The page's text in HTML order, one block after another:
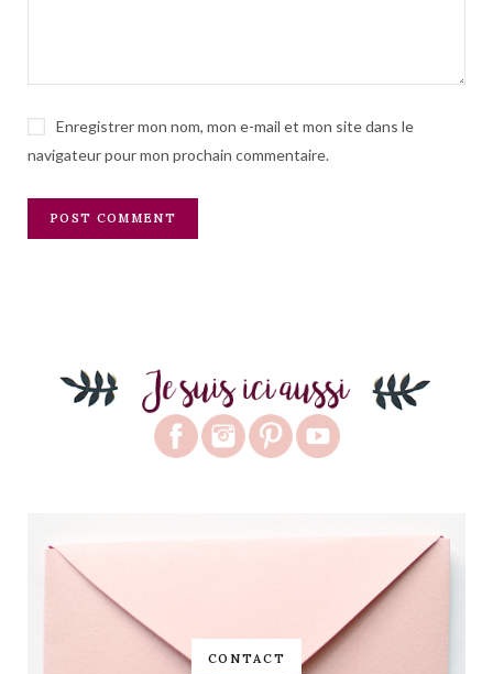
Enregistrer mon nom, mon e-mail et mon site dans le
navigateur pour mon prochain commentaire.
CONTACT